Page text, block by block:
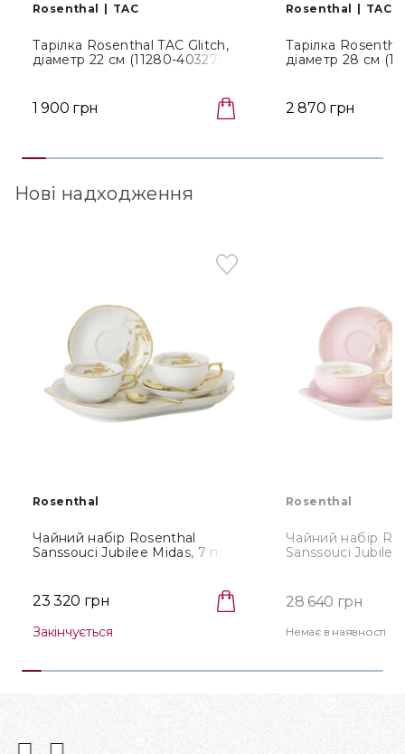
Rosenthal TAC
Тарілка Rosenthal TAC Glitch,
діаметр 22 см (11280-403275-
1 900 грн
Rosenthal TAC
Тарілка
діаметр 28 см
2 870 грн
Нові надходження
Rosenthal
Чайний набір Rosenthal
Sanssouci Jubilee Midas, 7 пр.
23 320 грн
Закінчується
Rosenthal
Чайний набір
Sanssouci
28 640 грн
Немає в наявності